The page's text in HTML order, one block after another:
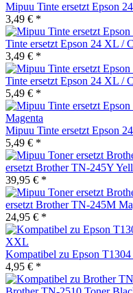
Mipuu Tinte ersetzt Epson
3,49 € *
Tinte ersetzt Epson 24 XL /
3,49 € *
Tinte ersetzt Epson 24 XL /
5,49 € *
Mipuu Tinte ersetzt Epson
5,49 € *
ersetzt Brother TN-245Y
39,95 € *
ersetzt Brother TN-245M
24,95 € *
Kompatibel zu Epson
4,95 € *